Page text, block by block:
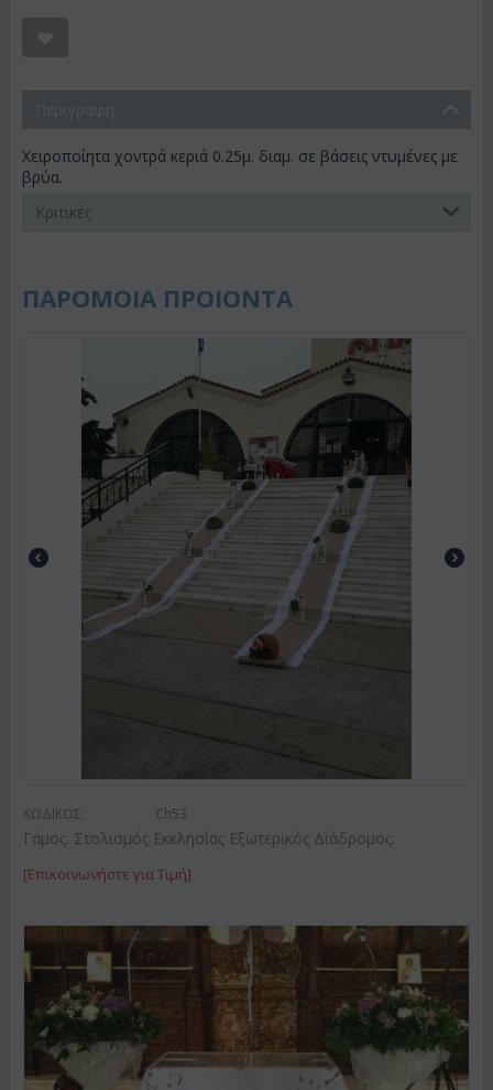
Χειροποίητα χοντρά κεριά 0.25μ. διαμ. σε βάσεις ντυμένες με
βρύα.
Κριτικές
ΠΑΡΟΜΟΙΑ ΠΡΟΙΟΝΤΑ
ΚΩΔΙΚΟΣ: Ch53
Γάμος. Στολισμός Εκκλησίας Εξωτερικός Διάδρομος.
[Επικοινωνήστε για Τιμή]